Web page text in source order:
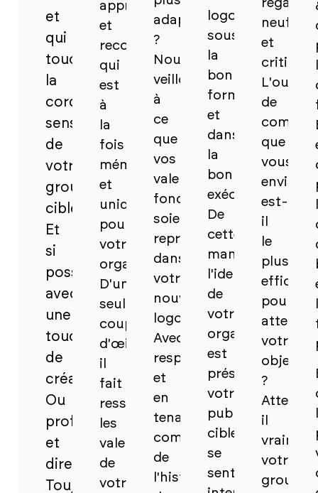
et
qui
touche
la
corde
sensible
de
votre
groupe
cible.
Et
si
possible,
avec
une
touche
de
créativité.
Ou
professionnel
et
direct.
Toujours
appropriée
et
reconnaissable,
qui
est
à
la
fois
mémorable
et
unique
pour
votre
organisation.
D'un
seul
coup
d'œil,
il
fait
ressortir
les
valeurs
de
votre
adaptés
?
Nous
veillons
à
ce
que
vos
valeurs
fondamentales
soient
représentées
dans
votre
nouveau
logo.
Avec
respect
et
en
tenant
compte
de
l'histoire
logo
sous
la
bonne
forme
et
dans
la
bonne
exécution.
De
cette
manière,
l'identité
de
votre
organisation
est
préservée,
votre
public
cible
se
sent
regard
neuf
et
critique.
L'outil
de
que
vous
est-
il
le
plus
efficace
pour
votre
objectif
?
Atteint-
il
votre
groupe